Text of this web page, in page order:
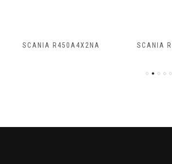
SCANIA R450A4X2NA SCANIA